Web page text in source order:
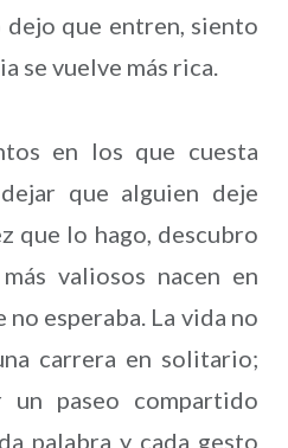
dejo que entren, siento
se vuelve más rica.
en los que cuesta
que alguien deje
que lo hago, descubro
valiosos nacen en
esperaba. La vida no
carrera en solitario;
un paseo compartido
palabra y cada gesto